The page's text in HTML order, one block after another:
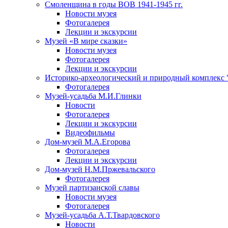
Смоленщина в годы ВОВ 1941-1945 гг.
Новости музея
Фотогалерея
Лекции и экскурсии
Музей «В мире сказки»
Новости музея
Фотогалерея
Лекции и экскурсии
Историко-археологический и природный комплекс
Фотогалерея
Музей-усадьба М.И.Глинки
Новости
Фотогалерея
Лекции и экскурсии
Видеофильмы
Дом-музей М.А.Егорова
Фотогалерея
Лекции и экскурсии
Дом-музей Н.М.Пржевальского
Фотогалерея
Музей партизанской славы
Новости музея
Фотогалерея
Музей-усадьба А.Т.Твардовского
Новости